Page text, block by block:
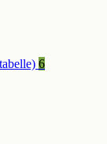
6